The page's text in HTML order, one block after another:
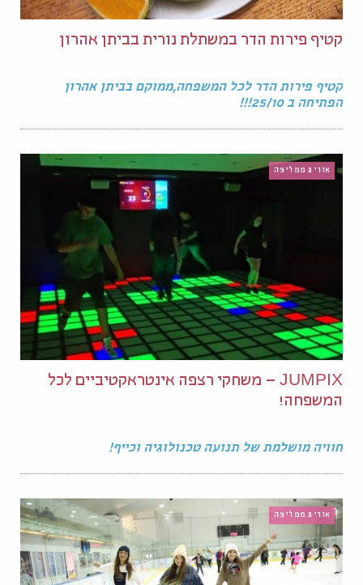
קטיף פירות הדר במשתלת נורית בביתן אהרון
קטיף פירות הדר לכל המשפחה,ממוקם בביתן אהרון
הפתיחה ב 25/10!!!
אורית ממליצה
JUMPIX – משחקי רצפה אינטראקטיביים לכל
המשפחה!
חוויה מושלמת של תנועה טכנולוגיה וכייף!
אורית ממליצה